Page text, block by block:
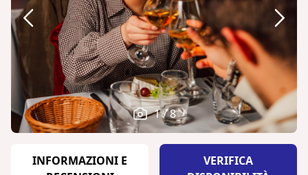
1 / 8
INFORMAZIONI E
VERIFICA